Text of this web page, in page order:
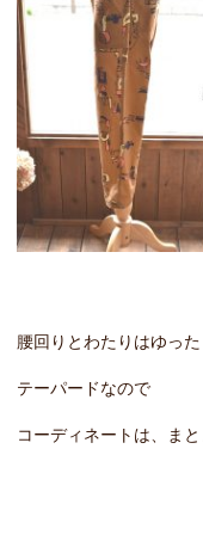
腰回りとわたりはゆった
テーパードなので
コーディネートは、ま